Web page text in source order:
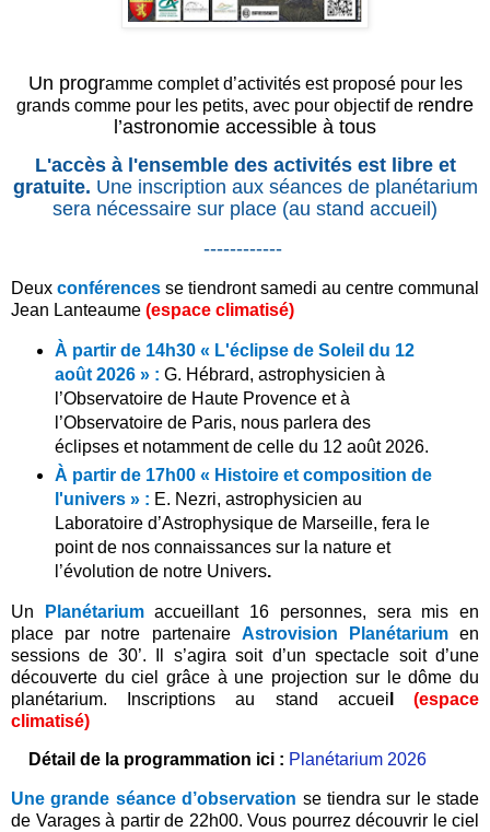
Un programme complet d’activités est proposé pour les
grands comme pour les petits, avec pour objectif de rendre
l’astronomie accessible à tous
L'accès à l'ensemble des activités est libre et
gratuite. Une inscription aux séances de planétarium
sera nécessaire sur place (au stand accueil)
------------
Deux conférences se tiendront samedi au centre communal
Jean Lanteaume (espace climatisé)
À partir de 14h30 « L'éclipse de Soleil du 12
août 2026 » : G. Hébrard, astrophysicien à
l’Observatoire de Haute Provence et à
l’Observatoire de Paris, nous parlera des
éclipses et notamment de celle du 12 août 2026.
À partir de 17h00 « Histoire et composition de
l'univers » : E. Nezri, astrophysicien au
Laboratoire d’Astrophysique de Marseille, fera le
point de nos connaissances sur la nature et
l’évolution de notre Univers.
Un Planétariumaccueillant 16 personnes, sera mis en
place par notre partenaire Astrovision Planétariumen
sessions de 30’. Il s’agira soit d’un spectacle soit d’une
découverte du ciel grâce à une projection sur le dôme du
planétarium. Inscriptions au stand accuei l(espace
climatisé)
Détail de la programmation ici : Planétarium 2026
Une grande séance d’observation se tiendra sur le stade
de Varages à partir de 22h00. Vous pourrez découvrir le ciel